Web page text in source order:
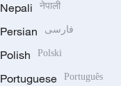
Nepali नेपाली
Persian فارسی
Polish Polski
Portuguese Português